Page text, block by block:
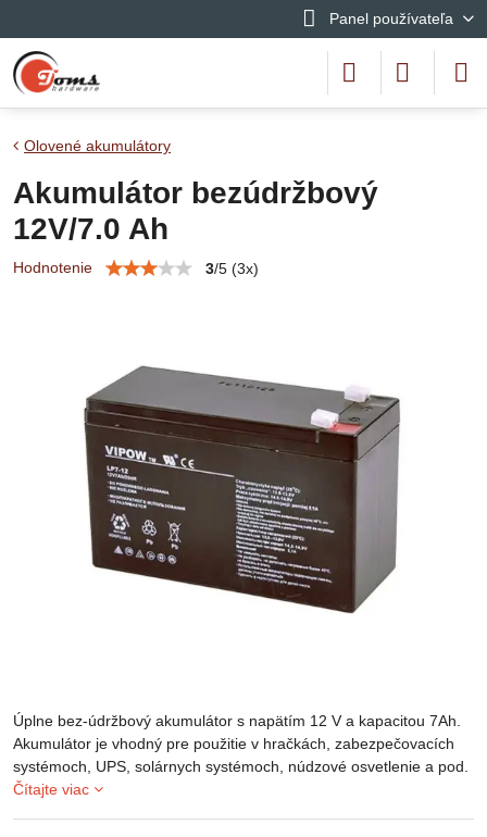
Panel používateľa
Olovené akumulátory
Akumulátor bezúdržbový
12V/7.0 Ah
Hodnotenie 3/5 (3x)
Úplne bez-údržbový akumulátor s napätím 12 V a kapacitou 7Ah.
Akumulátor je vhodný pre použitie v hračkách, zabezpečovacích
systémoch, UPS, solárnych systémoch, núdzové osvetlenie a pod.
Čítajte viac